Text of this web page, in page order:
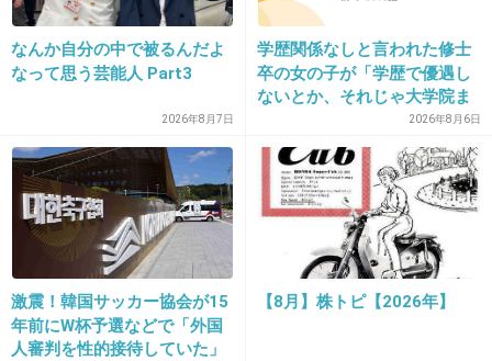
40. 匿名2013/10/10(木) 23:43:43
ウソ⁉︎
コワイ(>_<)
-7
41. 匿名2013/10/10(木) 23:43:47
アイドルが生理用品のCMって珍しいね。
ピーチジョンの時も下着買う男いたんだっけ？
なんか自分の中で被るんだよ
なって思う芸能人 Part3
2026年8月7日
学歴関係なしと言われた修士
卒の女の子が「学歴で優遇し
ないとか、それじゃ大学院ま
で学費払って自分の価値を上
げた人が馬鹿じゃないです
か」と捨て台詞を残し会社を
辞めてった
2026年8月6日
激震！韓国サッカー協会が15
年前にW杯予選などで「外国
人審判を性的接待していた」
【8月】株トピ【2026年】